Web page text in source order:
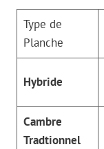
Type de
Planche
Hybride
Cambre
Tradtionnel